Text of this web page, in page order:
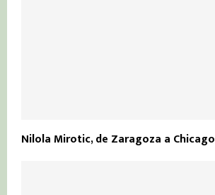
Nilola Mirotic, de Zaragoza a Chicago